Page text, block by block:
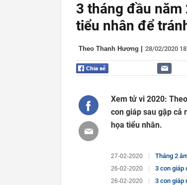
3 tháng đầu
tiểu nhân để
Theo Thanh Hương 28/02/2020
Xem tử vi 2020:
con giáp sau gặp cả
họa tiểu nhân.
27-02-2020 Tháng 2
26-02-2020 3 con giáp
26-02-2020 3 con giáp